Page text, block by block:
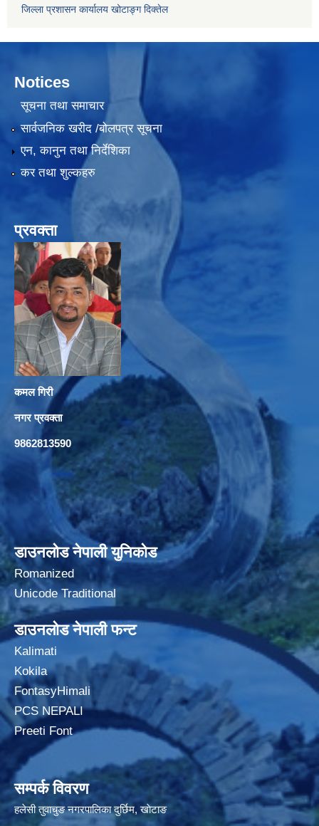
जिल्ला प्रशासन कार्यालय खोटाङ्ग दिक्तेल
Notices
सूचना तथा समाचार
सार्वजनिक खरीद /बोलपत्र सूचना
एन, कानुन तथा निर्देशिका
कर तथा शुल्कहरु
प्रवक्ता
कमल गिरी
नगर प्रवक्ता
9862813590
डाउनलोड नेपाली युनिकोड
Romanized
Unicode Traditional
डाउनलोड नेपाली फन्ट
Kalimati
Kokila
FontasyHimali
PCS NEPALI
Preeti Font
सम्पर्क विवरण
हलेसी तुवाचुङ नगरपालिका दुर्छिम, खाेटाङ